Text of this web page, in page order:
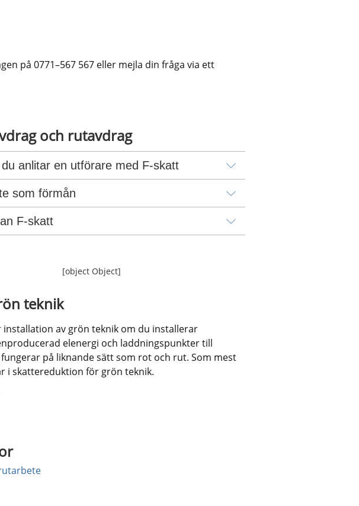
på 0771–567 567 eller mejla din fråga via ett
och rutavdrag
anlitar en utförare med F-skatt
som förmån
F-skatt
[object Object]
teknik
av grön teknik om du installerar
elenergi och laddningspunkter till
på liknande sätt som rot och rut. Som mest
i skattereduktion för grön teknik.